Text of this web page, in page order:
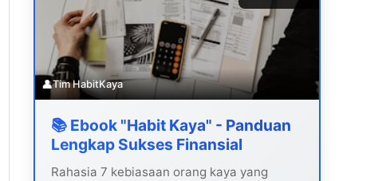
👤Tim HabitKaya
📚 Ebook "Habit Kaya" - Panduan
Lengkap Sukses Finansial
Rahasia 7 kebiasaan orang kaya yang